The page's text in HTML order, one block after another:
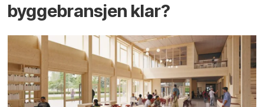
byggebransjen klar?